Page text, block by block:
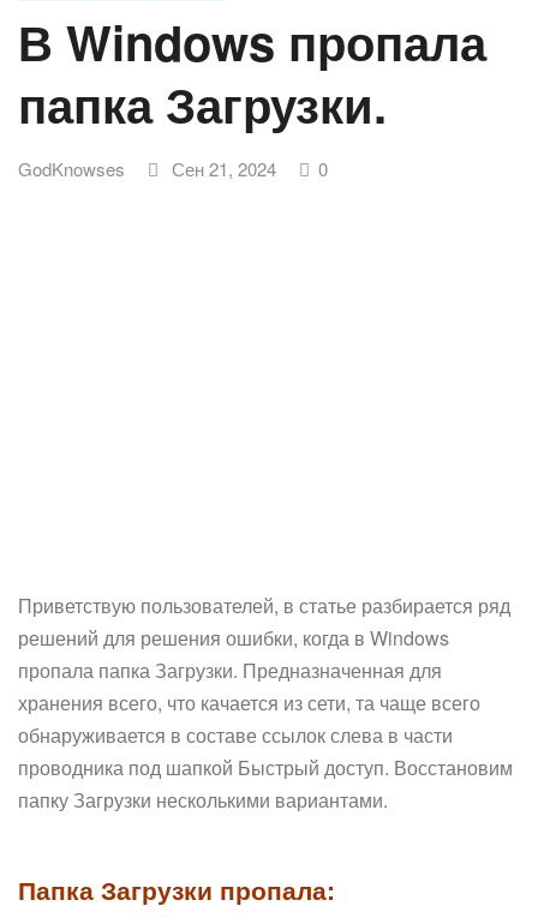
В Windows пропала
папка Загрузки.
GodKnowses Сен 21, 2024 0
Приветствую пользователей, в статье разбирается ряд
решений для решения ошибки, когда в Windows
пропала папка Загрузки. Предназначенная для
хранения всего, что качается из сети, та чаще всего
обнаруживается в составе ссылок слева в части
проводника под шапкой Быстрый доступ. Восстановим
папку Загрузки несколькими вариантами.
Папка Загрузки пропала: